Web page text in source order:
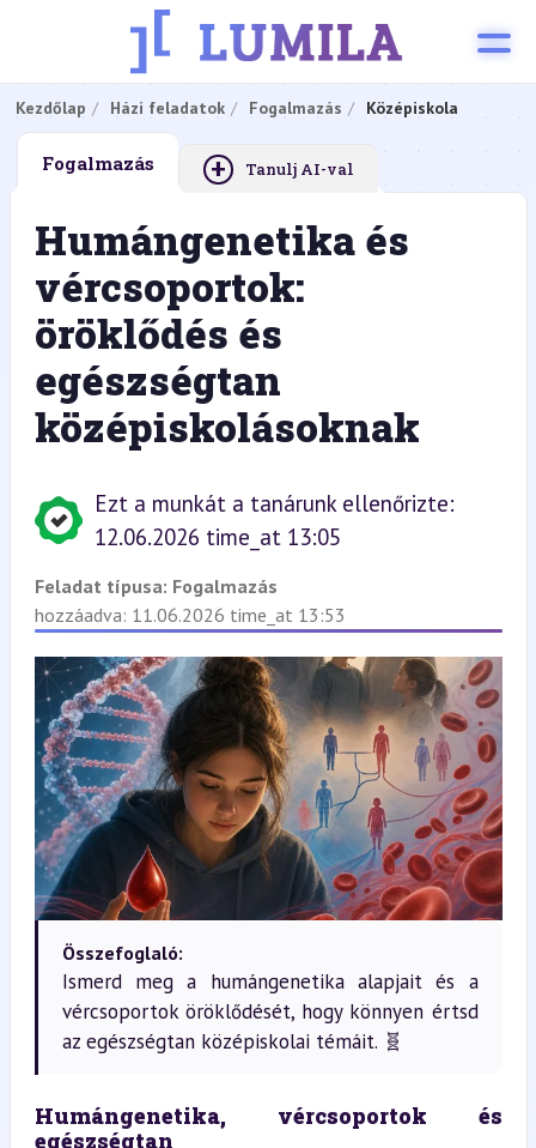
Kezdőlap Házi feladatok Fogalmazás Középiskola
Fogalmazás + Tanulj AI-val
Humángenetika és
vércsoportok:
öröklődés és
egészségtan
középiskolásoknak
Ezt a munkát a tanárunk ellenőrizte:
12.06.2026 time_at 13:05
Feladat típusa: Fogalmazás
hozzáadva: 11.06.2026 time_at 13:53
Összefoglaló:
Ismerd meg a humángenetika alapjait és a
vércsoportok öröklődését, hogy könnyen értsd
az egészségtan középiskolai témáit. 🧬
Humángenetika, vércsoportok és
egészségtan